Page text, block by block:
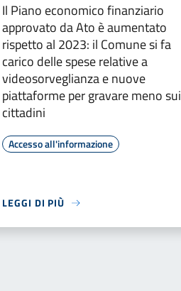
Il Piano economico finanziario
approvato da Ato è aumentato
rispetto al 2023: il Comune si fa
carico delle spese relative a
videosorveglianza e nuove
piattaforme per gravare meno sui
cittadini
Accesso all'informazione
LEGGI DI PIÙ